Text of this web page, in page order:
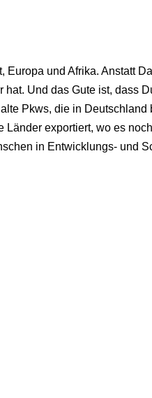
und Afrika. Anstatt
Und das Gute ist, dass
Pkws, die in
Länder exportiert, wo es
in Entwicklungs- und